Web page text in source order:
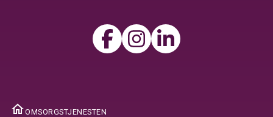
OMSORGSTJENESTEN